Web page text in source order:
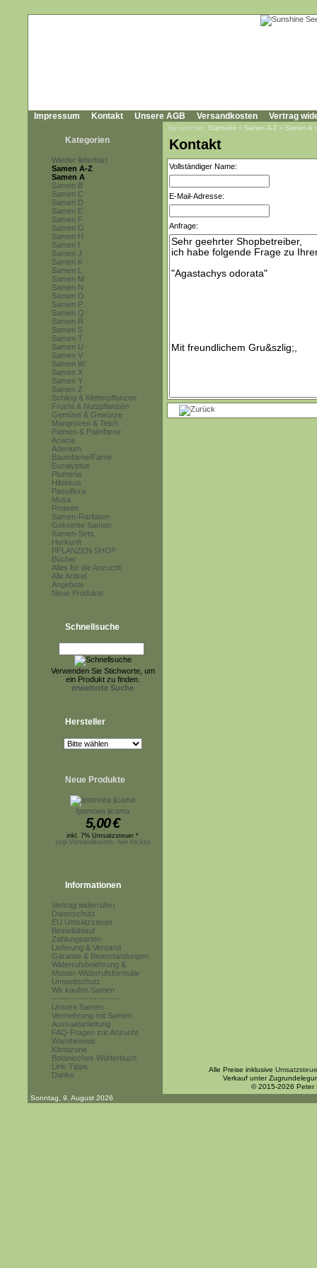
Impressum Kontakt Unsere AGB Versandkosten Vertrag
Kategorien
Wieder lieferbar!
Samen A-Z
Samen A
Samen B
Samen C
Samen D
Samen E
Samen F
Samen G
Samen H
Samen I
Samen J
Samen K
Samen L
Samen M
Samen N
Samen O
Samen P
Samen Q
Samen R
Samen S
Samen T
Samen U
Samen V
Samen W
Samen X
Samen Y
Samen Z
Schling & Kletterpflanzen
Frucht & Nutzpflanzen
Gemüse & Gewürze
Mangroven & Teich
Palmen & Palmfarne
Acacia
Adenium
Baumfarne/Farne
Eucalyptus
Plumeria
Hibiskus
Passiflora
Musa
Proteen
Samen-Raritäten
Gekeimte Samen
Samen-Sets
Herkunft
PFLANZEN SHOP
Bücher
Alles für die Anzucht
Alle Artikel
Angebote
Neue Produkte
Schnellsuche
Verwenden Sie Stichworte, um
ein Produkt zu finden.
erweiterte Suche
Hersteller
Neue Produkte
Ipomoea jicama
5,00€
inkl. 7% Umsatzsteuer *
zzgl.Versandkosten, hier klicken
Informationen
Vertrag widerrufen
Datenschutz
EU Umsatzsteuer
Bestellablauf
Zahlungsarten
Lieferung & Versand
Garantie & Beanstandungen
Widerrufsbelehrung &
Muster-Widerrufsformular
Umweltschutz
Wir kaufen Samen
------------------------
Unsere Samen
Vermehrung mit Samen
Aussaatanleitung
FAQ-Fragen zur Anzucht
Warnhinweis
Klimazone
Botanisches Wörterbuch
Link-Tipps
Danke
Sie sind hier: Startseite » Samen A-Z » Samen A
Kontakt
Vollständiger Name:
E-Mail-Adresse:
Anfrage:
Alle Preise inklusive
Verkauf unter
© 2015-2026 Peter
Sonntag, 9. August 2026